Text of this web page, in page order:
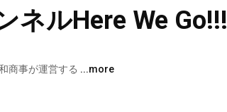
ネルHere We Go!!!
商事が運営する ...more